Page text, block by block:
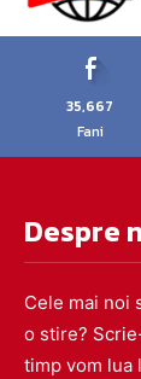
35,667
Fani
Despre
Cele mai noi
o stire?
timp vom lua